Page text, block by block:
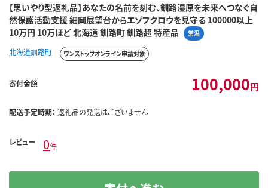
【思いやり型返礼品】あなたの名前を刻む、釧路湿原を未来へつなぐ自
然保護活動支援 細岡展望台からエゾフクロウを見守る 100000以上
10万円 10万ほど 北海道 釧路町 釧路超 特産品
常温
北海道釧路町 ワンストップオンライン申請対象
寄付金額 100,000円
配送予定時期： 返礼品の発送はございません
レビュー 0件